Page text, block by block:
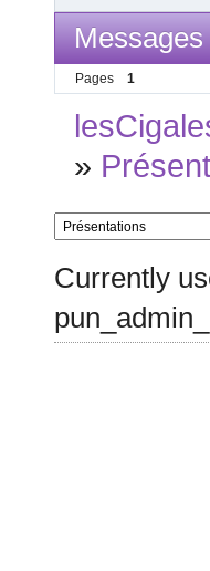
Messages
Pages 1
»
Currently